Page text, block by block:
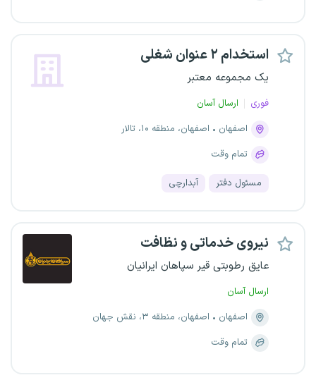
استخدام ۲ عنوان شغلی
یک مجموعه معتبر
فوری
ارسال آسان
اصفهان
اصفهان، منطقه ۱۰، تالار
تمام وقت
مسئول دفتر آبدارچی
نیروی خدماتی و نظافت
عایق رطوبتی قیر سپاهان ایرانیان
ارسال آسان
اصفهان
اصفهان، منطقه ۳، نقش جهان
تمام وقت